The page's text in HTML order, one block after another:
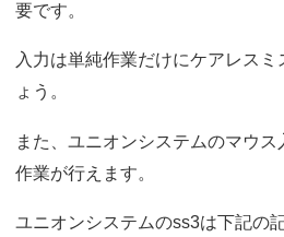
要です。
入力は単純作業だけにケアレス
ょう。
また、ユニオンシステムのマウ
作業が行えます。
ユニオンシステムのss3は下記の